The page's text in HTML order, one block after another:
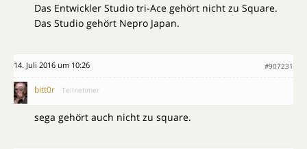
Das Entwickler Studio tri-Ace gehört nicht zu Square.
Das Studio gehört Nepro Japan.
14. Juli 2016 um 10:26 #907231
bitt0r Teilnehmer
sega gehört auch nicht zu square.